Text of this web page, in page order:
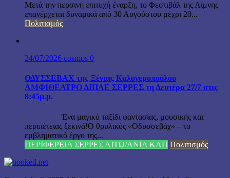
Μετά την περσινή επιτυχή έναρξη, το Φεστιβάλ της Λίμνης
επανέρχεται δυναμικά από 30 Αυγούστου μέχρι 20...
Πολιτισμός
24/07/2026 cosmos 0
ΟΔΥΣΣΕΒΑΧ της Ξένιας Καλογεροπούλου
ΑΜΦΙΘΕΑΤΡΟ ΔΙΠΑΕ ΣΕΡΡΕΣ τη Δευτέρα 27/7 στις
8:45μ.μ.
Ένα μαγικό ταξίδι φαντασίας, μουσικής και
περιπέτειας ξεκινά!Ο θρυλικός «Οδυσσεβάχ» – το
εμβληματικό έργο της...
ΠΕΡΙΦΕΡΕΙΑ ΣΕΡΡΕΣ ΑΙΤΩ/ΛΝΙΑ ΚΛΠ Πολιτισμός